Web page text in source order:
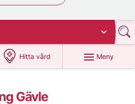
Hitta vård
på 1177.se
Meny
Gävle